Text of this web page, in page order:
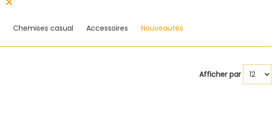
Chemises casual Accessoires Nouveautés
Afficher par